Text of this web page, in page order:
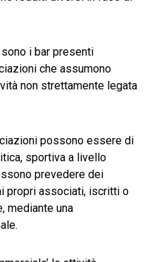
i bar presenti
che assumono
non strettamente legata
possono essere di
sportiva a livello
prevedere dei
propri associati, iscritti o
mediante una